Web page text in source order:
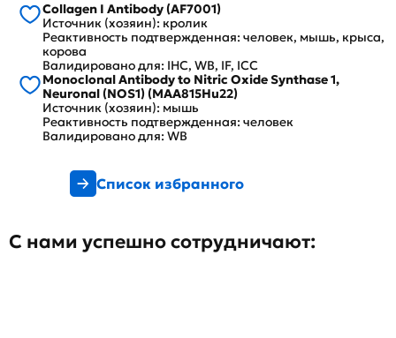
Collagen I Antibody (AF7001)
Источник (хозяин): кролик
Реактивность подтвержденная: человек, мышь, крыса,
корова
Валидировано для: IHC, WB, IF, ICC
Monoclonal Antibody to Nitric Oxide Synthase 1,
Neuronal (NOS1) (MAA815Hu22)
Источник (хозяин): мышь
Реактивность подтвержденная: человек
Валидировано для: WB
Список избранного
С нами успешно сотрудничают: